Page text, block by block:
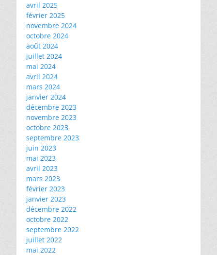
avril 2025
février 2025
novembre 2024
octobre 2024
août 2024
juillet 2024
mai 2024
avril 2024
mars 2024
janvier 2024
décembre 2023
novembre 2023
octobre 2023
septembre 2023
juin 2023
mai 2023
avril 2023
mars 2023
février 2023
janvier 2023
décembre 2022
octobre 2022
septembre 2022
juillet 2022
mai 2022